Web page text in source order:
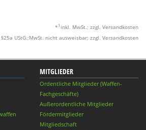
* 1 inkl. MwSt.; zzgl. Versandkosten
UStG.;MwSt. nicht ausweisbar; zzgl. Versandkosten
MITGLIEDER
Ordentliche Mitglieder (Waffen-
Fachgeschäfte)
Außerordentliche Mitglieder
Fördermitglieder
Mitgliedschaft